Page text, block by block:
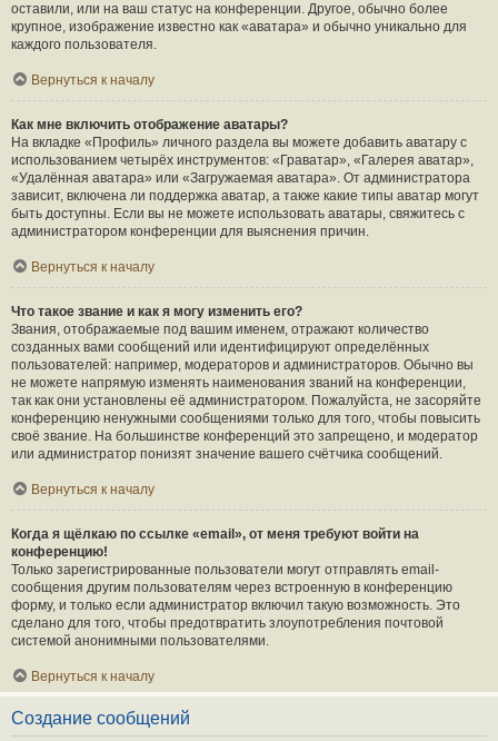
оставили, или на ваш статус на конференции. Другое, обычно более
крупное, изображение известно как «аватара» и обычно уникально для
каждого пользователя.
Вернуться к началу
Как мне включить отображение аватары?
На вкладке «Профиль» личного раздела вы можете добавить аватару с
использованием четырёх инструментов: «Граватар», «Галерея аватар»,
«Удалённая аватара» или «Загружаемая аватара». От администратора
зависит, включена ли поддержка аватар, а также какие типы аватар могут
быть доступны. Если вы не можете использовать аватары, свяжитесь с
администратором конференции для выяснения причин.
Вернуться к началу
Что такое звание и как я могу изменить его?
Звания, отображаемые под вашим именем, отражают количество
созданных вами сообщений или идентифицируют определённых
пользователей: например, модераторов и администраторов. Обычно вы
не можете напрямую изменять наименования званий на конференции,
так как они установлены её администратором. Пожалуйста, не засоряйте
конференцию ненужными сообщениями только для того, чтобы повысить
своё звание. На большинстве конференций это запрещено, и модератор
или администратор понизят значение вашего счётчика сообщений.
Вернуться к началу
Когда я щёлкаю по ссылке «email», от меня требуют войти на
конференцию!
Только зарегистрированные пользователи могут отправлять email-
сообщения другим пользователям через встроенную в конференцию
форму, и только если администратор включил такую возможность. Это
сделано для того, чтобы предотвратить злоупотребления почтовой
системой анонимными пользователями.
Вернуться к началу
Создание сообщений